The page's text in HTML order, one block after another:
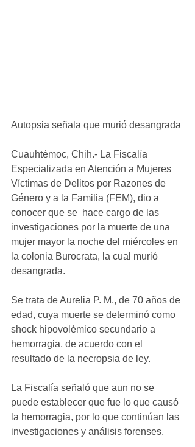
Autopsia señala que murió desangrada
Cuauhtémoc, Chih.- La Fiscalía
Especializada en Atención a Mujeres
Víctimas de Delitos por Razones de
Género y a la Familia (FEM), dio a
conocer que se  hace cargo de las
investigaciones por la muerte de una
mujer mayor la noche del miércoles en
la colonia Burocrata, la cual murió
desangrada.
Se trata de Aurelia P. M., de 70 años de
edad, cuya muerte se determinó como
shock hipovolémico secundario a
hemorragia, de acuerdo con el
resultado de la necropsia de ley.
La Fiscalía señaló que aun no se
puede establecer que fue lo que causó
la hemorragia, por lo que continúan las
investigaciones y análisis forenses.